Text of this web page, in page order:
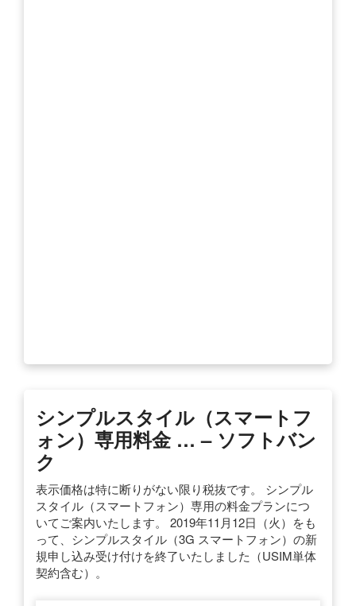
シンプルスタイル（スマートフ
ォン）専用料金 … – ソフトバン
ク
表示価格は特に断りがない限り税抜です。 シンプル
スタイル（スマートフォン）専用の料金プランにつ
いてご案内いたします。 2019年11月12日（火）をも
って、シンプルスタイル（3G スマートフォン）の新
規申し込み受け付けを終了いたしました（USIM単体
契約含む）。